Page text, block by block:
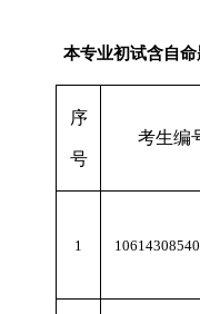
本专业初试含自
序
号
考生编
1